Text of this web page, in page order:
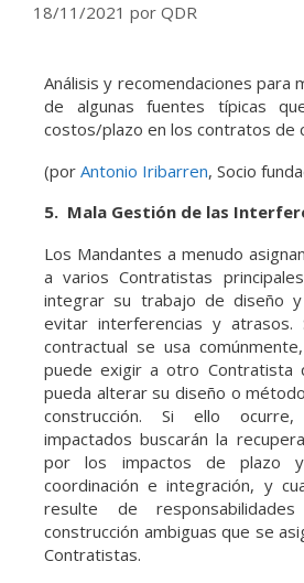
18/11/2021 por QDR
Análisis y recomendaciones para
de algunas fuentes típicas
costos/plazo en los contratos de
(por Antonio Iribarren, Socio
5. Mala Gestión de las
Los Mandantes a menudo
a varios Contratistas
integrar su trabajo de diseño y
evitar interferencias y atrasos.
contractual se usa
puede exigir a otro Contratista
pueda alterar su diseño o
construcción. Si ello
impactados buscarán la
por los impactos de plazo
coordinación e integración, y
resulte de
construcción ambiguas que se
Contratistas.